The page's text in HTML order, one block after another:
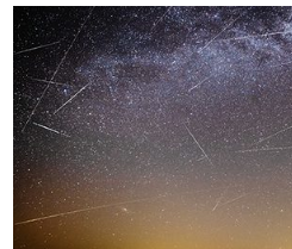
La lluvia de meteoros de las